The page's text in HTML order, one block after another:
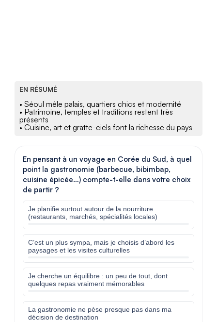
EN RÉSUMÉ
• Séoul mêle palais, quartiers chics et modernité
• Patrimoine, temples et traditions restent très
présents
• Cuisine, art et gratte-ciels font la richesse du pays
En pensant à un voyage en Corée du Sud, à quel
point la gastronomie (barbecue, bibimbap,
cuisine épicée…) compte-t-elle dans votre choix
de partir ?
Je planifie surtout autour de la nourriture
(restaurants, marchés, spécialités locales)
C’est un plus sympa, mais je choisis d’abord les
paysages et les visites culturelles
Je cherche un équilibre : un peu de tout, dont
quelques repas vraiment mémorables
La gastronomie ne pèse presque pas dans ma
décision de destination